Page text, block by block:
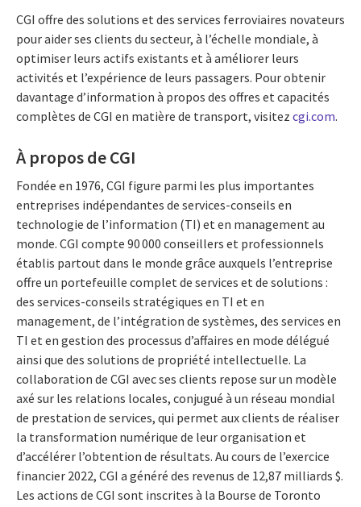
CGI offre des solutions et des services ferroviaires novateurs
pour aider ses clients du secteur, à l’échelle mondiale, à
optimiser leurs actifs existants et à améliorer leurs
activités et l’expérience de leurs passagers. Pour obtenir
davantage d’information à propos des offres et capacités
complètes de CGI en matière de transport, visitez cgi.com.
À propos de CGI
Fondée en 1976, CGI figure parmi les plus importantes
entreprises indépendantes de services-conseils en
technologie de l’information (TI) et en management au
monde. CGI compte 90 000 conseillers et professionnels
établis partout dans le monde grâce auxquels l’entreprise
offre un portefeuille complet de services et de solutions :
des services-conseils stratégiques en TI et en
management, de l’intégration de systèmes, des services en
TI et en gestion des processus d’affaires en mode délégué
ainsi que des solutions de propriété intellectuelle. La
collaboration de CGI avec ses clients repose sur un modèle
axé sur les relations locales, conjugué à un réseau mondial
de prestation de services, qui permet aux clients de réaliser
la transformation numérique de leur organisation et
d’accélérer l’obtention de résultats. Au cours de l’exercice
financier 2022, CGI a généré des revenus de 12,87 milliards $.
Les actions de CGI sont inscrites à la Bourse de Toronto